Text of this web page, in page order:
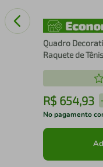
Quadro
Raquete de Tênis
R$ 654,93 -
No pagamento